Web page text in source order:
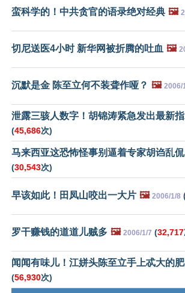
蛮科学的！中共贪官的语录绝对经典 🖼️
切尼送医4小时 新华网被折腾的吐血 🖼️
沉默是金 陈至立何不装聋作哑？ 🖼️ 2006/
泄露三骇人数字！胡锦涛紧急发出最新
(45,686次)
马来西亚这恐怖怪事别逼着专家胡诌乱侃
(30,543次)
早该如此！田凤山咬出一大片 🖼️ 2006/1/8
罗干赚钱的道道儿贼多 🖼️ 2006/1/7 (32,717
闻闻有味儿！江姘头陈至立手上忒大的
(56,930次)